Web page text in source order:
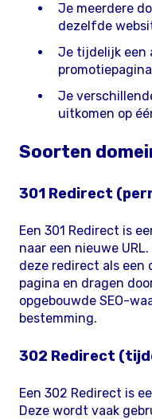
Je meerdere
dezelfde
Je tijdelijk een
Je
uitkomen op
Soorten
301 Redirect
Een 301 Redirect is
naar een nieuwe
deze redirect als
pagina en dragen
opgebouwde SEO-
bestemming.
302 Redirect
Een 302 Redirect is
Deze wordt vaak